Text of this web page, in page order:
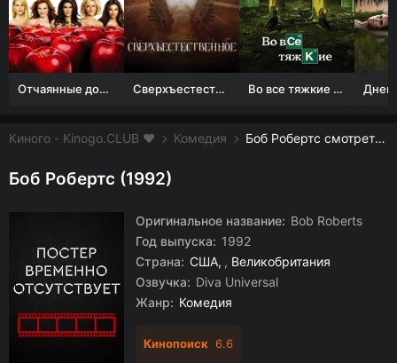
Отчаянные домохозяйки (1 сезон) Сверхъестественное Во все тяжкие 1-5 сезон
Киного - Kinogo.CLUB ❤️ Комедия Боб Робертс смотреть онлайн бесплатно
Боб Робертс (1992)
Оригинальное название: Bob Roberts
Год выпуска: 1992
Страна: США , Великобритания
Озвучка: Diva Universal
Жанр: Комедия
Кинопоиск 6.6